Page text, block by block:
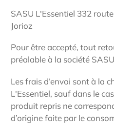
SASU L'Essentiel 332
Jorioz
Pour être accepté, tout
préalable à la société
Les frais d’envoi sont à la
L'Essentiel, sauf dans le
produit repris ne
d’origine faite par le